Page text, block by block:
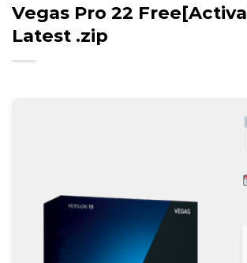
Vegas Pro 22
Latest .zip